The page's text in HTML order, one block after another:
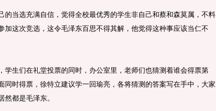
当选充满自信，觉得全校最优秀的学生非自己和蔡和森莫属，不料
加这次竞选，这令毛泽东百思不得其解，他觉得这种事应该当仁不
生们在礼堂投票的同时，办公室里，老师们也猜测着谁会得票第
同时得票，徐特立建议学一回瑜亮，各将猜测的答案写在手中，大家
然都是毛泽东。